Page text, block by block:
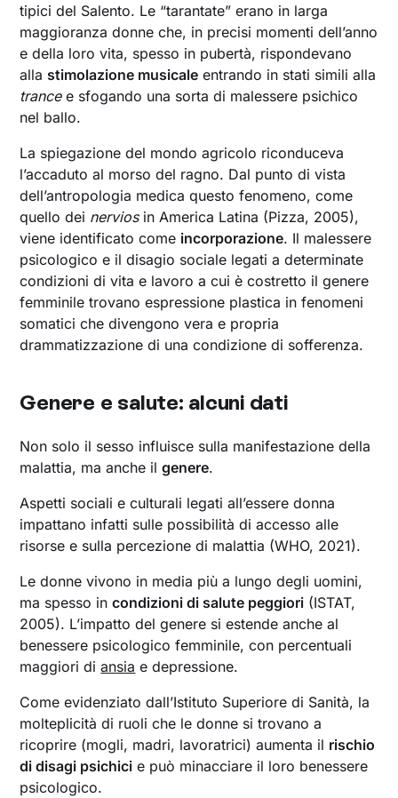
tipici del Salento. Le “tarantate” erano in larga
maggioranza donne che, in precisi momenti dell’anno
e della loro vita, spesso in pubertà, rispondevano
alla stimolazione musicale entrando in stati simili alla
trancee sfogando una sorta di malessere psichico
nel ballo.
La spiegazione del mondo agricolo riconduceva
l’accaduto al morso del ragno. Dal punto di vista
dell’antropologia medica questo fenomeno, come
quello dei nerviosin America Latina (Pizza, 2005),
viene identificato come incorporazione. Il malessere
psicologico e il disagio sociale legati a determinate
condizioni di vita e lavoro a cui è costretto il genere
femminile trovano espressione plastica in fenomeni
somatici che divengono vera e propria
drammatizzazione di una condizione di sofferenza.
Genere e salute: alcuni dati
Non solo il sesso influisce sulla manifestazione della
malattia, ma anche ilgenere.
Aspetti sociali e culturali legati all’essere donna
impattano infatti sulle possibilità di accesso alle
risorse e sulla percezione di malattia (WHO, 2021).
Le donne vivono in media più a lungo degli uomini,
ma spesso incondizioni di salute peggiori (ISTAT,
2005). L’impatto del genere si estende anche al
benessere psicologico femminile, con percentuali
maggiori diansia e depressione.
Come evidenziato dall’Istituto Superiore di Sanità, la
molteplicità di ruoli che le donne si trovano a
ricoprire (mogli, madri, lavoratrici) aumenta il rischio
di disagi psichici e può minacciare il loro benessere
psicologico.